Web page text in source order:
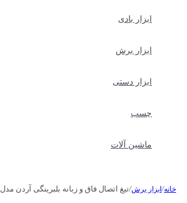
ابزار بادی
ابزار برش
ابزار دستی
چسب
ماشین آلات
خانه/ابزار برش/تیغ اتصال فاق و زبانه بلبرینگی آردن مدل 609211